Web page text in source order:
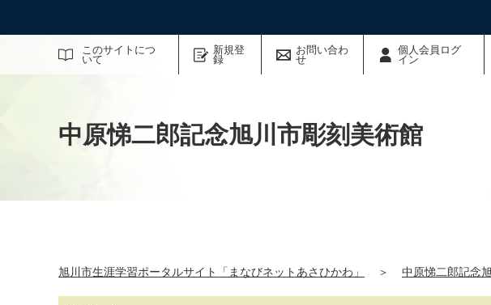
このサイトにつ
いて
新規登
録
お問い合わ
せ
個人会員ログ
イン
サイト内検索
中原悌二郎記念旭川市彫刻美術館
旭川市生涯学習ポータルサイト「まなびネットあさひかわ」 ＞ 中原悌二郎記念